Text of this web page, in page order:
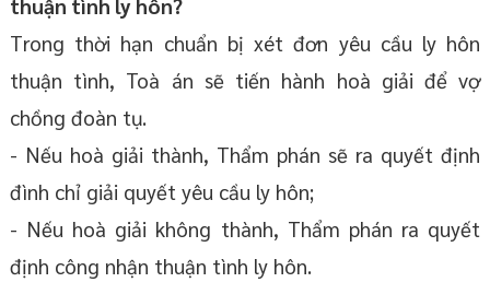
Trong thời hạn chuẩn bị xét đơn yêu cầu ly hôn
thuận tình, Toà án sẽ tiến hành hoà giải để vợ
chồng đoàn tụ.
- Nếu hoà giải thành, Thẩm phán sẽ ra quyết định
đình chỉ giải quyết yêu cầu ly hôn;
- Nếu hoà giải không thành, Thẩm phán ra quyết
định công nhận thuận tình ly hôn.